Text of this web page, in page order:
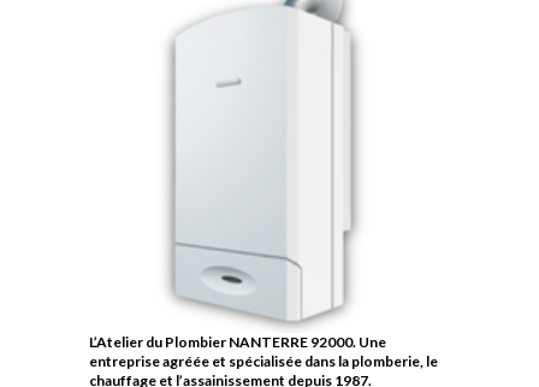
L’Atelier du Plombier NANTERRE 92000. Une
entreprise agréée et spécialisée dans la plomberie, le
chauffage et l’assainissement depuis 1987.